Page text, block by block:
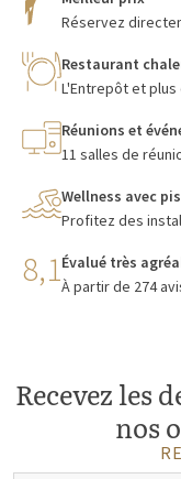
Réservez
Restaurant
L'Entrepôt et plus
Réunions et
11 salles de
Wellness avec
Profitez des
8,1Évalué très
À partir de 274
Recevez les
nos